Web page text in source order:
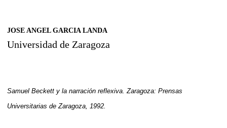
JOSE ANGEL GARCIA LANDA
Universidad de Zaragoza
Samuel Beckett y la narración reflexiva. Zaragoza: Prensas
Universitarias de Zaragoza, 1992.